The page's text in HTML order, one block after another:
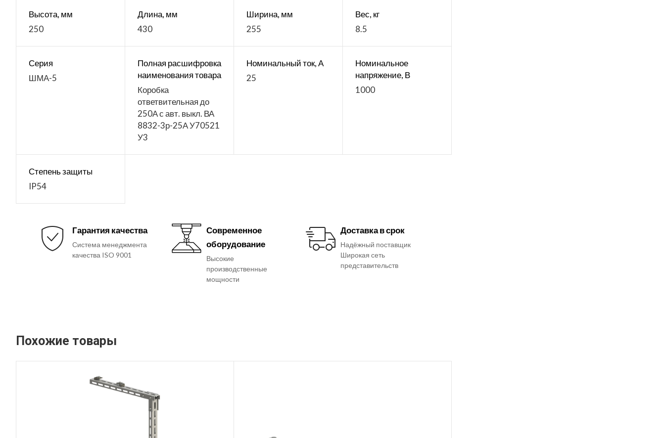
Высота, мм
250
Длина, мм
430
Ширина, мм
255
Вес, кг
8.5
Серия
ШМА-5
Полная расшифровка
наименования товара
Коробка
ответвительная до
250А с авт. выкл. ВА
8832-3р-25А У70521
У3
Номинальный ток, А
25
Номинальное
напряжение, В
1000
Степень защиты
IP54
Гарантия качества
Система менеджмента
качества ISO 9001
Современное
оборудование
Высокие
производственные
мощности
Доставка в срок
Надёжный поставщик
Широкая сеть
представительств
Похожие товары